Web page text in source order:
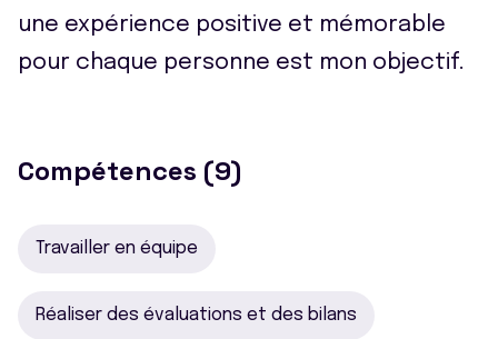
une expérience positive et mémorable
pour chaque personne est mon objectif.
Compétences (9)
Travailler en équipe
Réaliser des évaluations et des bilans